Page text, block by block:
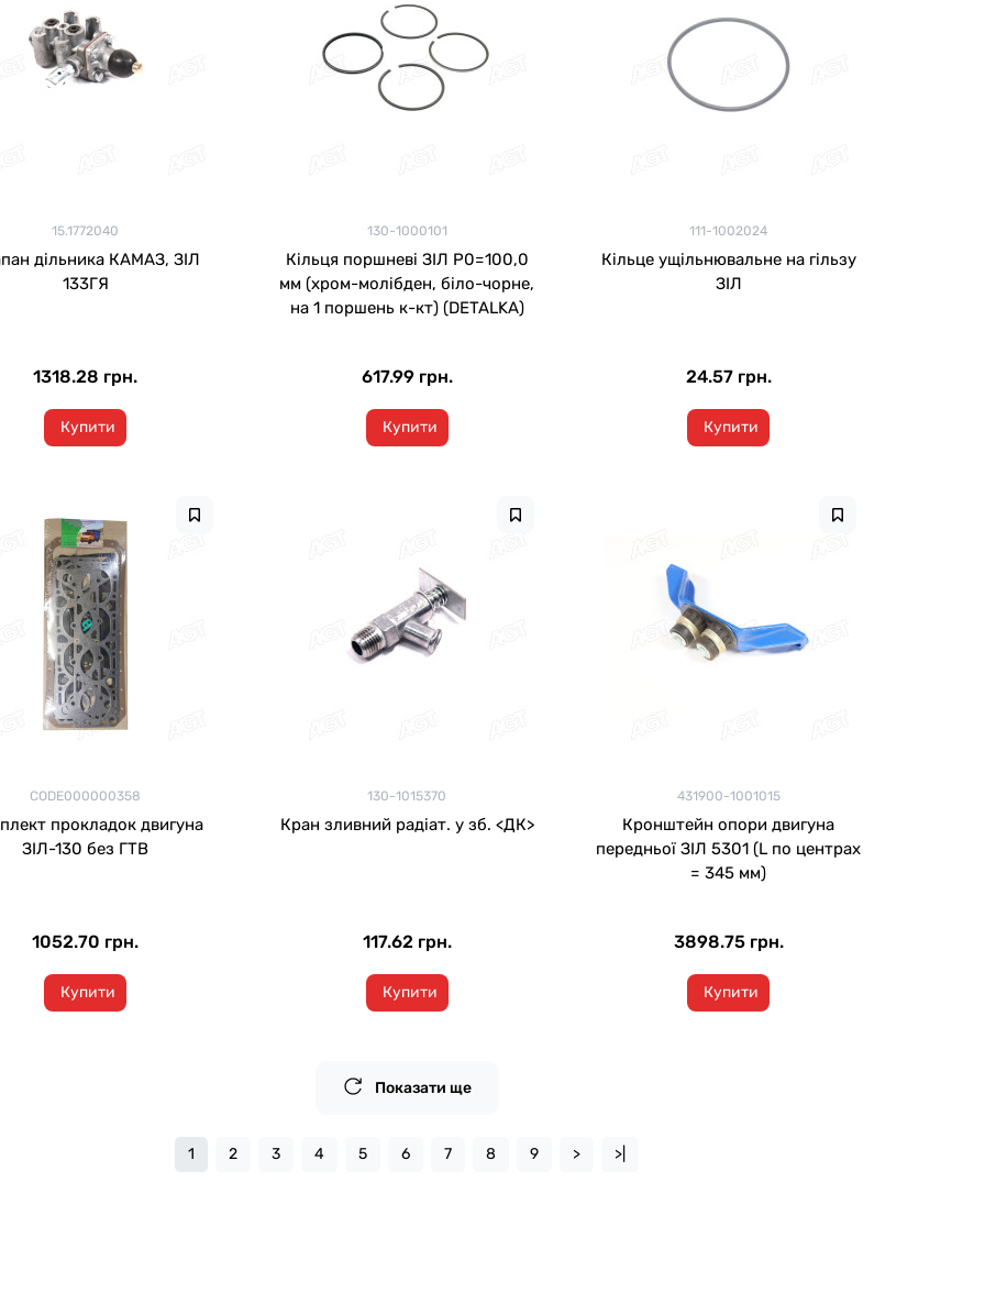
15.1772040
дільника КАМАЗ, ЗІЛ
133ГЯ
1318.28 грн.
Купити
130-1000101
Кільця поршневі ЗІЛ Р0=100,0
мм (хром-молібден, біло-чорне,
на 1 поршень к-кт) (DETALKA)
617.99 грн.
Купити
111-1002024
Кільце ущільнювальне на гільзу
ЗІЛ
24.57 грн.
Купити
CODE000000358
прокладок двигуна
ЗІЛ-130 без ГТВ
1052.70 грн.
Купити
130-1015370
Кран зливний радіат. у зб. <ДК>
117.62 грн.
Купити
431900-1001015
Кронштейн опори двигуна
передньої ЗІЛ 5301 (L по центрах
= 345 мм)
3898.75 грн.
Купити
Показати ще
1 2 3 4 5 6 7 8 9 > >|